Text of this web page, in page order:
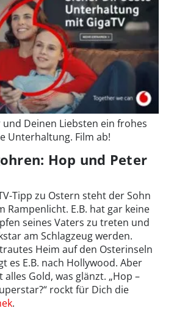
Deinen Liebsten ein frohes
Unterhaltung. Film ab!
Hop und Peter
Tipp zu Ostern steht der Sohn
Rampenlicht. E.B. hat gar keine
seines Vaters zu treten und
am Schlagzeug werden.
Heim auf den Osterinseln
es E.B. nach Hollywood. Aber
Gold, was glänzt. „Hop –
rockt für Dich die
.